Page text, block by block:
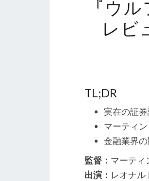
『ウ
レビ
TL;DR
実在の証
マーティ
金融業界
監督： マーティ
出演： レオナル